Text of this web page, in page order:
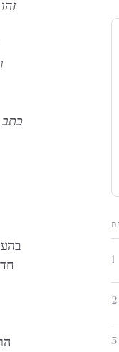
כתב
1
2
3